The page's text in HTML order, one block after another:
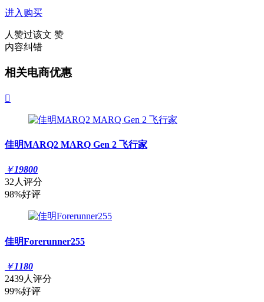
进入购买
人赞过该文 赞
内容纠错
相关电商优惠

佳明MARQ2 MARQ Gen 2 飞行家
￥19800
32人评分
98%好评
佳明Forerunner255
￥1180
2439人评分
99%好评